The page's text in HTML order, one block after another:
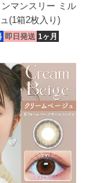
マンスリー ミル
(1箱2枚入り)
即日発送 1ヶ月